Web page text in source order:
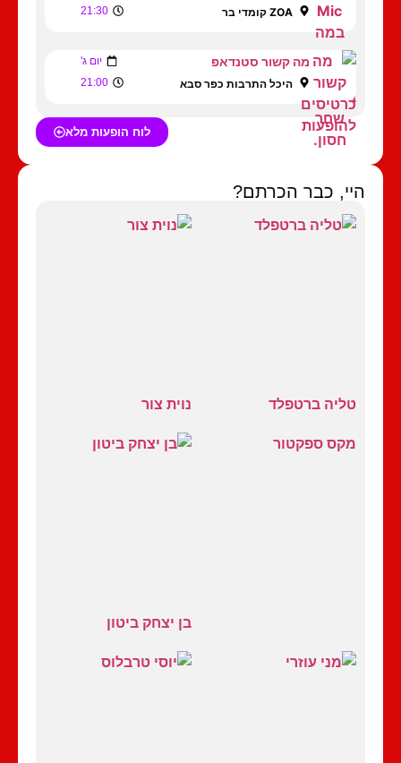
ZOA קומדי בר 21:30
מה קשור סטנדאפ יום ג'
היכל התרבות כפר סבא 21:00
לוח הופעות מלא
היי, כבר הכרתם?
טליה ברטפלד נוית צור
מקס ספקטור
בן יצחק ביטון